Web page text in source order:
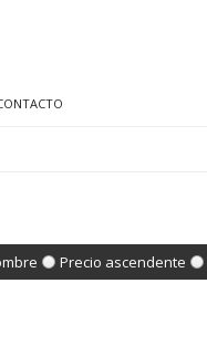
Precio ascendente